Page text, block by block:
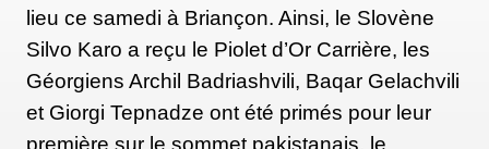
lieu ce samedi à Briançon. Ainsi, le Slovène
Silvo Karo a reçu le Piolet d’Or Carrière, les
Géorgiens Archil Badriashvili, Baqar Gelachvili
et Giorgi Tepnadze ont été primés pour leur